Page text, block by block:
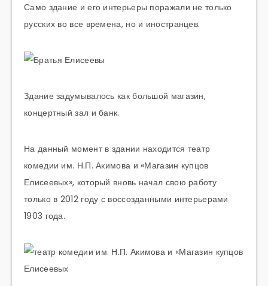
Само здание и его интерьеры поражали не только
русских во все времена, но и иностранцев.
Здание задумывалось как большой магазин,
концертный зал и банк.
На данный момент в здании находится театр
комедии им. Н.П. Акимова и «Магазин купцов
Елисеевых», который вновь начал свою работу
только в 2012 году с воссозданными интерьерами
1903 года.